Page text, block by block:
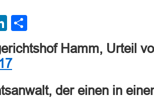
LinkedIn
Hamm, Urteil
der einen in